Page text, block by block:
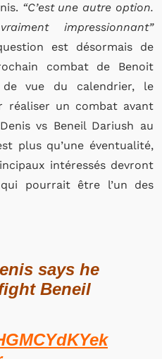
“C’est une autre option.
impressionnant”
est désormais de
combat de Benoit
de vue du calendrier, le
réaliser un combat avant
vs Beneil Dariush au
plus qu’une éventualité,
intéressés devront
pourrait être l’un des
says he
Beneil